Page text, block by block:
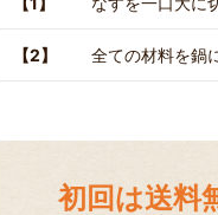
【2】 全ての材料を鍋
初回は送料